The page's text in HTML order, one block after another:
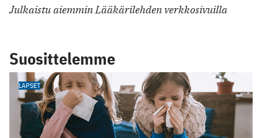
Julkaistu aiemmin Lääkärilehden verkkosivuilla
Suosittelemme
LAPSET